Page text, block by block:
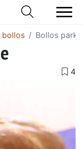
bollos Bollos